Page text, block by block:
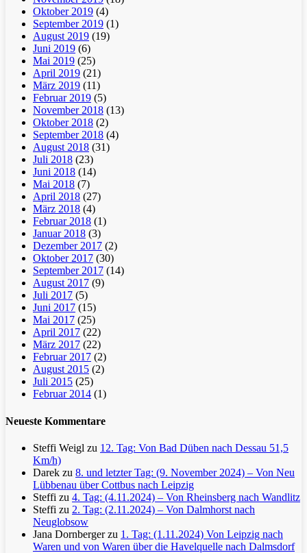
Oktober 2019 (4)
September 2019 (1)
August 2019 (19)
Juni 2019 (6)
Mai 2019 (25)
April 2019 (21)
März 2019 (11)
Februar 2019 (5)
November 2018 (13)
Oktober 2018 (2)
September 2018 (4)
August 2018 (31)
Juli 2018 (23)
Juni 2018 (14)
Mai 2018 (7)
April 2018 (27)
März 2018 (4)
Februar 2018 (1)
Januar 2018 (3)
Dezember 2017 (2)
Oktober 2017 (30)
September 2017 (14)
August 2017 (9)
Juli 2017 (5)
Juni 2017 (15)
Mai 2017 (25)
April 2017 (22)
März 2017 (22)
Februar 2017 (2)
August 2015 (2)
Juli 2015 (25)
Februar 2014 (1)
Neueste Kommentare
Steffi Weigl zu 12. Tag: Von Bad Düben nach Dessau 51,5
Km/h)
Darek zu 8. und letzter Tag: (9. November 2024) – Von Neu
Lübbenau über Cottbus nach Leipzig
Steffi zu 4. Tag: (4.11.2024) – Von Rheinsberg nach Wandlitz
Steffi zu 2. Tag: (2.11.2024) – Von Dalmhorst nach
Neuglobsow
Jana Dornbergerzu 1. Tag: (1.11.2024) Von Leipzig nach
Waren und von Waren über die Havelquelle nach Dalmsdorf